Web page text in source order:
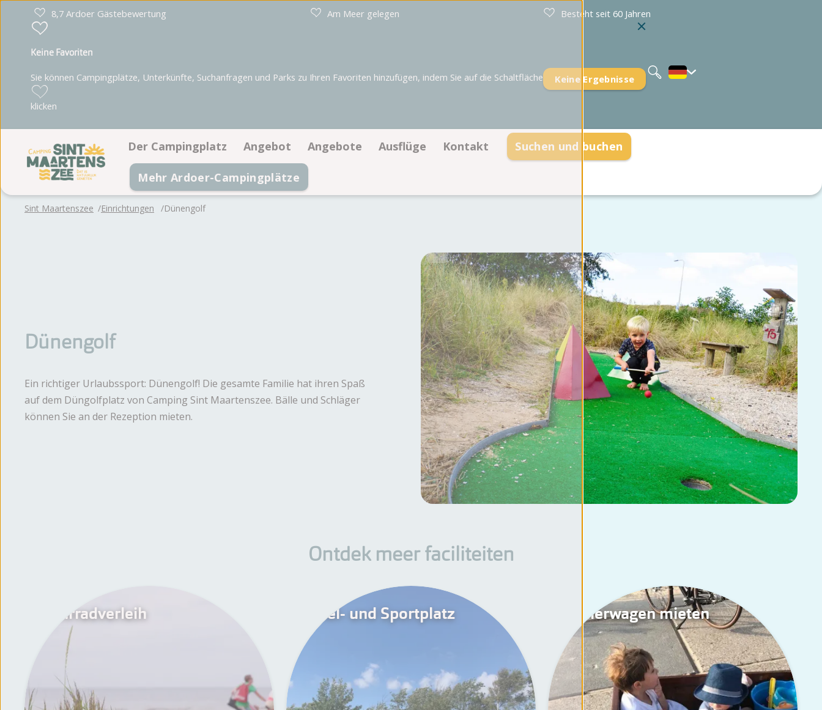
8,7 Ardoer Gästebewertung Am Meer gelegen Besteht seit 60 Jahren
Keine Ergebnisse
Keine Favoriten
Sie können Campingplätze, Unterkünfte, Suchanfragen und Parks zu Ihren Favoriten hinzufügen, indem Sie auf die Schaltfläche
klicken
English
Der Campingplatz
Einrichtungen
Lageplan
Angebot
Stellplätze
Angebote Ausflüge Kontakt Suchen und buchen
Mehr Ardoer-Campingplätze
Sint Maartenszee Einrichtungen Dünengolf
Dünengolf
Ein richtiger Urlaubssport: Dünengolf! Die gesamte Familie hat ihren Spaß
auf dem Düngolfplatz von Camping Sint Maartenszee. Bälle und Schläger
können Sie an der Rezeption mieten.
Ontdek meer faciliteiten
Fahrradverleih Spiel- und Sportplatz Bollerwagen mieten